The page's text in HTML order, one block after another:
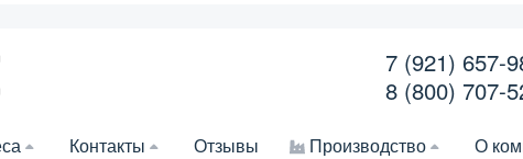
7 (921) 657-
8 (800) 707-
Контакты Отзывы Производство О